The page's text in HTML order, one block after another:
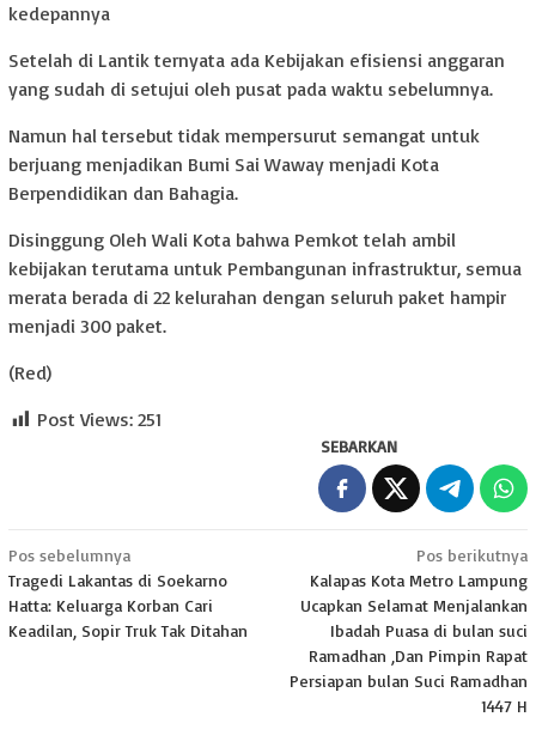
kedepannya
Setelah di Lantik ternyata ada Kebijakan efisiensi anggaran
yang sudah di setujui oleh pusat pada waktu sebelumnya.
Namun hal tersebut tidak mempersurut semangat untuk
berjuang menjadikan Bumi Sai Waway menjadi Kota
Berpendidikan dan Bahagia.
Disinggung Oleh Wali Kota bahwa Pemkot telah ambil
kebijakan terutama untuk Pembangunan infrastruktur, semua
merata berada di 22 kelurahan dengan seluruh paket hampir
menjadi 300 paket.
(Red)
Post Views: 251
SEBARKAN
Navigasi
pos
Pos sebelumnya
Tragedi Lakantas di Soekarno
Hatta: Keluarga Korban Cari
Keadilan, Sopir Truk Tak Ditahan
Pos berikutnya
Kalapas Kota Metro Lampung
Ucapkan Selamat Menjalankan
Ibadah Puasa di bulan suci
Ramadhan ,Dan Pimpin Rapat
Persiapan bulan Suci Ramadhan
1447 H